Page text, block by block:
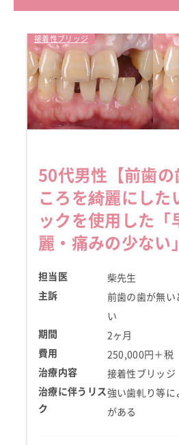
セラミック治療
接着性ブリッジ
50代男性 【前歯
ころを綺麗にした
ックを使用した「
麗・痛みの少ない
担当医
柴先生
主訴
前歯の歯が無い
い
期間
2ヶ月
費用
250,000円＋税
治療内容
接着性ブリッジ
治療に伴うリス
ク
強い歯軋り等に
がある